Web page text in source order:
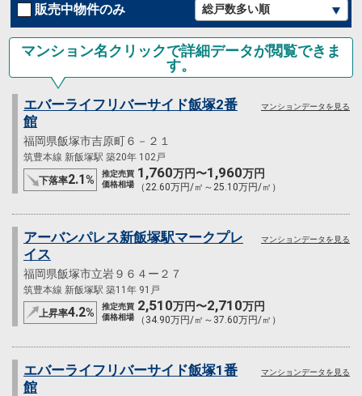
販売中物件のみ
マンション名クリックで詳細データが閲覧できま
す。
エバーライフリバーサイド飯塚2番
館
福岡県飯塚市吉原町６－２１
筑豊本線 新飯塚駅 築20年 102戸
下落率2.1%
推定売買
価格相場
1,760万円〜1,960万円
（22.60万円/㎡～25.10万円/㎡）
マンションデータを見る
アーバンパレス新飯塚駅マークプレ
イス
福岡県飯塚市立岩９６４ー２７
筑豊本線 新飯塚駅 築11年 91戸
上昇率4.2%
推定売買
価格相場
2,510万円〜2,710万円
（34.90万円/㎡～37.60万円/㎡）
マンションデータを見る
エバーライフリバーサイド飯塚1番
館
マンションデータを見る